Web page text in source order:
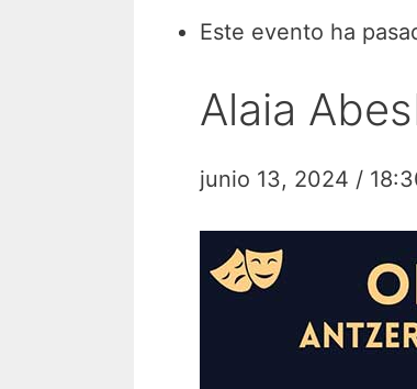
Este evento ha
Alaia
junio 13, 2024 /